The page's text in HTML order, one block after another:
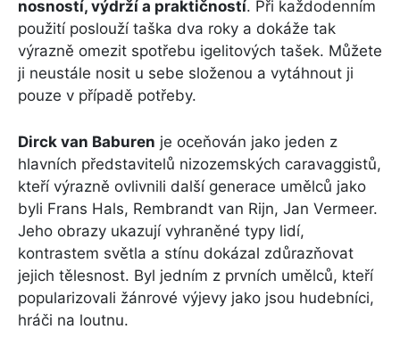
nosností, výdrží a praktičností. Při každodenním
použití poslouží taška dva roky a dokáže tak
výrazně omezit spotřebu igelitových tašek. Můžete
ji neustále nosit u sebe složenou a vytáhnout ji
pouze v případě potřeby.
Dirck van Baburen je oceňován jako jeden z
hlavních představitelů nizozemských caravaggistů,
kteří výrazně ovlivnili další generace umělců jako
byli Frans Hals, Rembrandt van Rijn, Jan Vermeer.
Jeho obrazy ukazují vyhraněné typy lidí,
kontrastem světla a stínu dokázal zdůrazňovat
jejich tělesnost. Byl jedním z prvních umělců, kteří
popularizovali žánrové výjevy jako jsou hudebníci,
hráči na loutnu.